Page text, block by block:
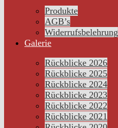
Produkte
AGB’s
Widerrufsbelehrung
Galerie
Rückblicke 2026
Rückblicke 2025
Rückblicke 2024
Rückblicke 2023
Rückblicke 2022
Rückblicke 2021